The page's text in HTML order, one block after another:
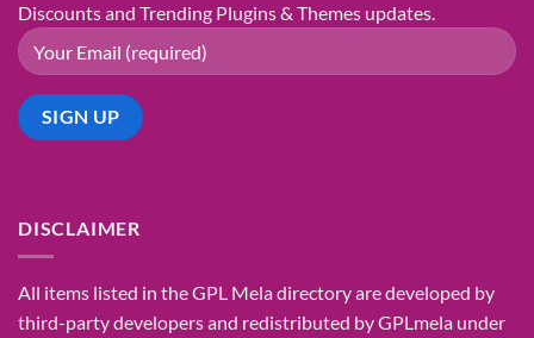
Discounts and Trending Plugins & Themes updates.
DISCLAIMER
All items listed in the GPL Mela directory are developed by
third-party developers and redistributed by GPLmela under